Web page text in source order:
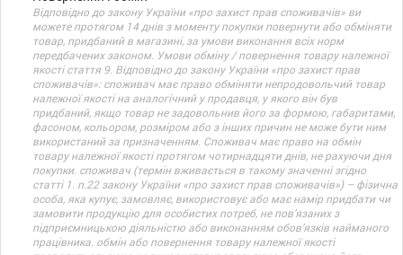
Відповідно до закону України «про захист прав споживачів» ви
можете протягом 14 днів з моменту покупки повернути або обміняти
товар, придбаний в магазині, за умови виконання всіх норм
передбачених законом. Умови обміну / повернення товару належної
якості стаття 9. Відповідно до закону України «про захист прав
споживачів»: споживач має право обміняти непродовольчий товар
належної якості на аналогічний у продавця, у якого він був
придбаний, якщо товар не задовольнив його за формою, габаритами,
фасоном, кольором, розміром або з інших причин не може бути ним
використаний за призначенням. Споживач має право на обмін
товару належної якості протягом чотирнадцяти днів, не рахуючи дня
покупки. споживач (термін вживається в такому значенні згідно
статті 1. п.22 закону України «про захист прав споживачів») – фізична
особа, яка купує, замовляє, використовує або має намір придбати чи
замовити продукцію для особистих потреб, не пов’язаних з
підприємницькою діяльністю або виконанням обов’язків найманого
працівника. обмін або повернення товару належної якості